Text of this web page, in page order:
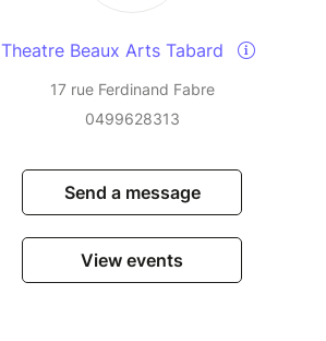
Theatre Beaux Arts Tabard
17 rue Ferdinand Fabre
0499628313
Send a message
View events